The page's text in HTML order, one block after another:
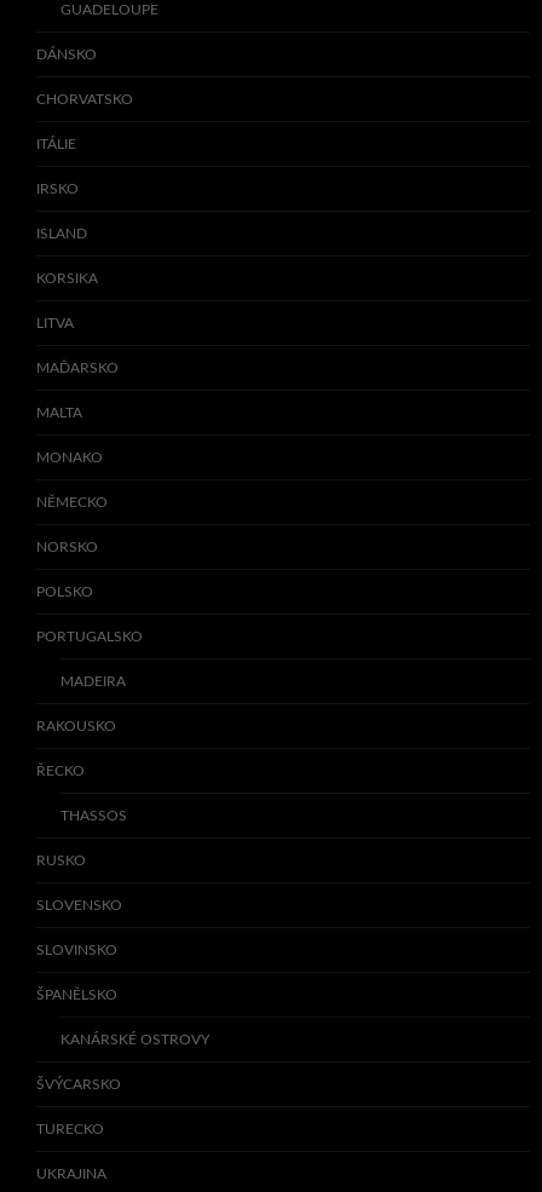
GUADELOUPE
DÁNSKO
CHORVATSKO
ITÁLIE
IRSKO
ISLAND
KORSIKA
LITVA
MAĎARSKO
MALTA
MONAKO
NĚMECKO
NORSKO
POLSKO
PORTUGALSKO
MADEIRA
RAKOUSKO
ŘECKO
THASSOS
RUSKO
SLOVENSKO
SLOVINSKO
ŠPANĚLSKO
KANÁRSKÉ OSTROVY
ŠVÝCARSKO
TURECKO
UKRAJINA